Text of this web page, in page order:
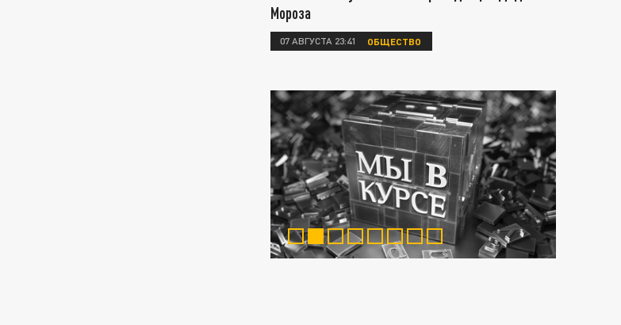
Мороза
07 АВГУСТА 23:41 ОБЩЕСТВО